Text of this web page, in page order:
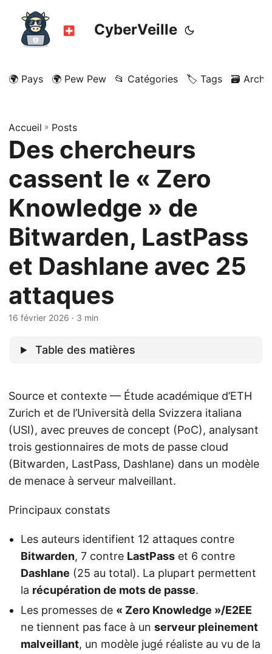
CyberVeille
🌍 Pays 🌍 Pew Pew 📂 Catégories 🏷️ Tags 🗃️
Accueil » Posts
Des chercheurs
cassent le « Zero
Knowledge » de
Bitwarden, LastPass
et Dashlane avec 25
attaques
16 février 2026 · 3 min
Table des matières
Source et contexte — Étude académique d’ETH
Zurich et de l’Università della Svizzera italiana
(USI), avec preuves de concept (PoC), analysant
trois gestionnaires de mots de passe cloud
(Bitwarden, LastPass, Dashlane) dans un modèle
de menace à serveur malveillant.
Principaux constats
Les auteurs identifient 12 attaques contre
Bitwarden, 7 contre LastPass et 6 contre
Dashlane (25 au total). La plupart permettent
la récupération de mots de passe.
Les promesses de « Zero Knowledge »/E2EE
ne tiennent pas face à un serveur pleinement
malveillant, un modèle jugé réaliste au vu de la